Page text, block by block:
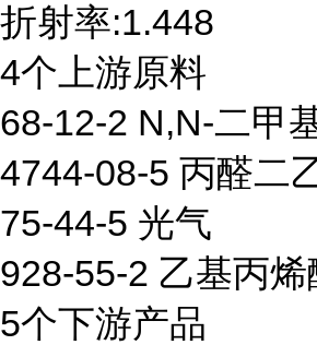
折射率:1.448
4个上游原料
68-12-2 N,N-二甲
4744-08-5 丙醛二
75-44-5 光气
928-55-2 乙基丙烯
5个下游产品